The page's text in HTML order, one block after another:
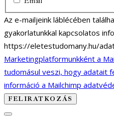
Az e-mailjeink láblécében
gyakorlatunkkal kapcsolatos
https://eletestudomany.hu/
Marketingplatformunkként a
tudomásul veszi, hogy adatait
információ a Mailchimp